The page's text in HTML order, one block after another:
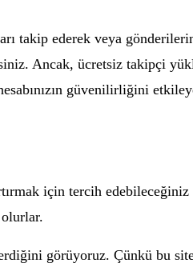
takip ederek veya
Ancak, ücretsiz takipçi
güvenilirliğini
için tercih
olurlar.
görüyoruz. Çünkü bu